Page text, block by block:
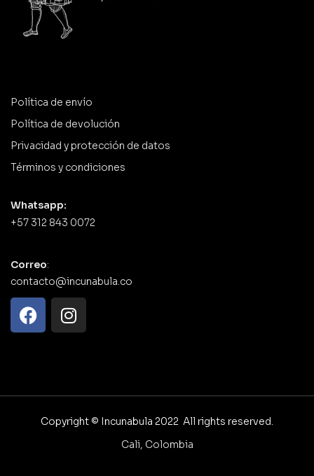
Política de envío
Política de devolución
Privacidad y protección de datos
Términos y condiciones
Whatsapp:
+57 312 843 0072
Correo:
contacto@incunabula.co
Copyright © Incunabula 2022 All rights reserved.
Cali, Colombia